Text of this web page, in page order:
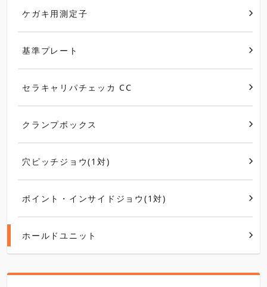
ケガキ用測定子
基準プレート
セラキャリパチェッカ CC
クランプボックス
穴ピッチジョウ(1対)
ポイント・インサイドジョウ(1対)
ホールドユニット